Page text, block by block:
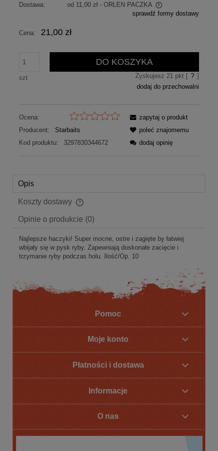
Dostawa:
od 11,00 zł - ORLEN PACZKA
Cena nie zawiera ewentualnych kosztów płatności
sprawdź formy dostawy
Cena: 21,00 zł
szt
DO KOSZYKA
Zyskujesz 21 pkt [ ? ]
dodaj do przechowalni
Ocena:
Producent:
Starbaits
Kod produktu:
3297830344672
zapytaj o produkt
poleć znajomemu
dodaj opinię
Opis
Koszty dostawy
Cena nie zawiera ewentualnych kosztów płatności
Opinie o produkcie (0)
Najlepsze haczyki! Super mocne, ostre i zagięte by łatwiej
wbijały się w pysk ryby. Zapewniają doskonałe zacięcie i
trzymanie ryby podczas holu. Ilość/Op. 10
Pomoc
Moje konto
Płatności i dostawa
Informacje
O nas